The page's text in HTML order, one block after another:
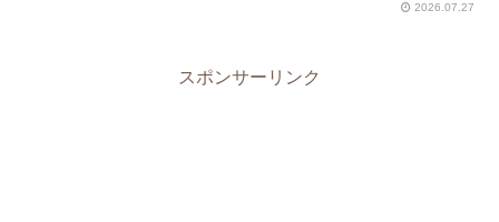
2026.07.27
スポンサーリンク